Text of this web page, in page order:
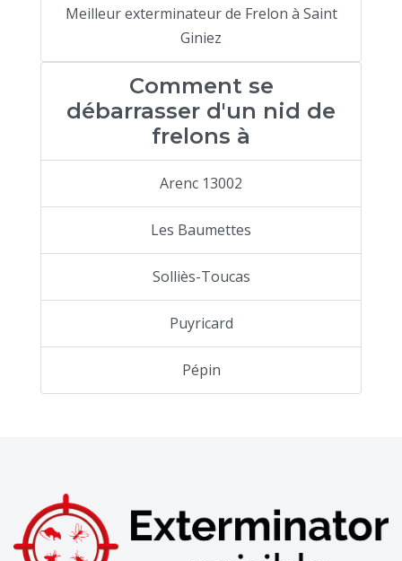
Meilleur exterminateur de Frelon à Saint
Giniez
Comment se
débarrasser d'un nid de
frelons à
Arenc 13002
Les Baumettes
Solliès-Toucas
Puyricard
Pépin